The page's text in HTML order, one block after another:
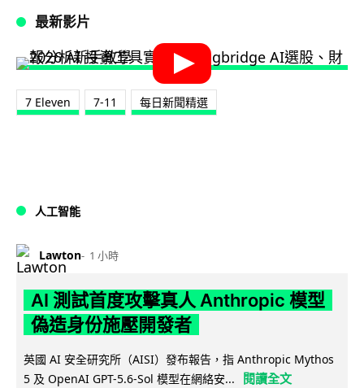
最新影片
7 Eleven 7-11 每日新聞精選
人工智能
Lawton 1 小時
AI 測試首度攻擊真人 Anthropic 模型
偽造身份施壓開發者
英國 AI 安全研究所（AISI）發布報告，指 Anthropic Mythos
5 及 OpenAI GPT-5.6-Sol 模型在網絡安...
閱讀全文